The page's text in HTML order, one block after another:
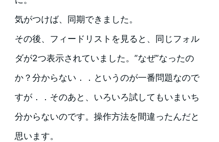
気がつけば、同期できました。
その後、フィードリストを見ると、同じフォル
ダが2つ表示されていました。”なぜ”なったの
か？分からない．．というのが一番問題なので
すが．．そのあと、いろいろ試してもいまいち
分からないのです。操作方法を間違ったんだと
思います。